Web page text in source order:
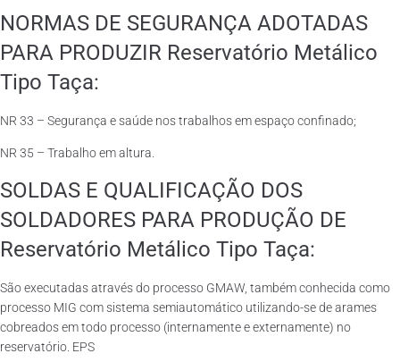
NORMAS DE SEGURANÇA ADOTADAS
PARA PRODUZIR Reservatório Metálico
Tipo Taça:
NR 33 – Segurança e saúde nos trabalhos em espaço confinado;
NR 35 – Trabalho em altura.
SOLDAS E QUALIFICAÇÃO DOS
SOLDADORES PARA PRODUÇÃO DE
Reservatório Metálico Tipo Taça:
São executadas através do processo GMAW, também conhecida como
processo MIG com sistema semiautomático utilizando-se de arames
cobreados em todo processo (internamente e externamente) no
reservatório. EPS